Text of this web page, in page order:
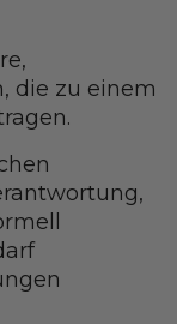
die zu einem